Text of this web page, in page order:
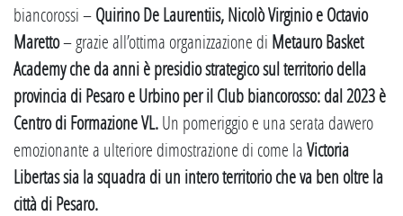
biancorossi –Quirino De Laurentiis, Nicolò Virginio e Octavio
Maretto– grazie all’ottima organizzazione di Metauro Basket
Academy che da anni è presidio strategico sul territorio della
provincia di Pesaro e Urbino per il Club biancorosso: dal 2023 è
Centro di Formazione VL.Un pomeriggio e una serata davvero
emozionante a ulteriore dimostrazione di come laVictoria
Libertas sia la squadra di un intero territorio che va ben oltre la
città di Pesaro.